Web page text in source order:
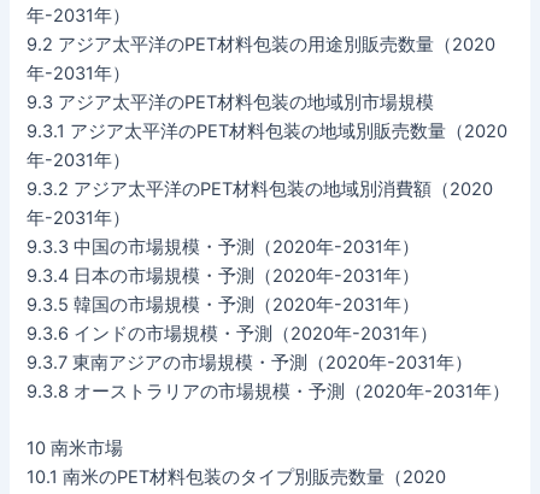
年-2031年）
9.2 アジア太平洋のPET材料包装の用途別販売数量（2020
年-2031年）
9.3 アジア太平洋のPET材料包装の地域別市場規模
9.3.1 アジア太平洋のPET材料包装の地域別販売数量（2020
年-2031年）
9.3.2 アジア太平洋のPET材料包装の地域別消費額（2020
年-2031年）
9.3.3 中国の市場規模・予測（2020年-2031年）
9.3.4 日本の市場規模・予測（2020年-2031年）
9.3.5 韓国の市場規模・予測（2020年-2031年）
9.3.6 インドの市場規模・予測（2020年-2031年）
9.3.7 東南アジアの市場規模・予測（2020年-2031年）
9.3.8 オーストラリアの市場規模・予測（2020年-2031年）
10 南米市場
10.1 南米のPET材料包装のタイプ別販売数量（2020